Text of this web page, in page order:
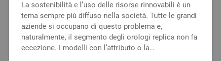
La sostenibilità e l’uso delle risorse rinnovabili è un
tema sempre più diffuso nella società. Tutte le grandi
aziende si occupano di questo problema e,
naturalmente, il segmento degli orologi replica non fa
eccezione. I modelli con l’attributo o la…